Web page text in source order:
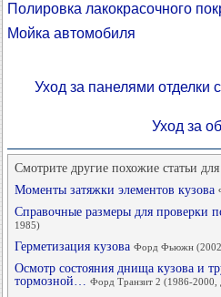
Полировка лакокрасочного
Мойка автомобиля
Уход за панелями отделки
Уход за
Смотрите другие похожие статьи
Моменты затяжки элементов кузова
Справочные размеры для проверки
1985)
Герметизация кузова Форд Фьюжн
Осмотр состояния днища кузова и
тормозной… Форд Транзит 2 (1986-2000,